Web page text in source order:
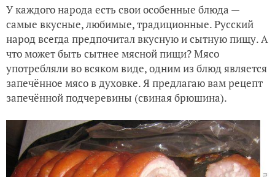
У каждого народа есть свои особенные блюда —
самые вкусные, любимые, традиционные. Русский
народ всегда предпочитал вкусную и сытную пищу. А
что может быть сытнее мясной пищи? Мясо
употребляли во всяком виде, одним из блюд является
запечённое мясо в духовке. Я предлагаю вам рецепт
запечённой подчеревины (свиная брюшина).